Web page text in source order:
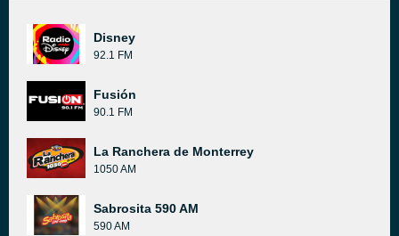
Disney
92.1 FM
Fusión
90.1 FM
La Ranchera de Monterrey
1050 AM
Sabrosita 590 AM
590 AM